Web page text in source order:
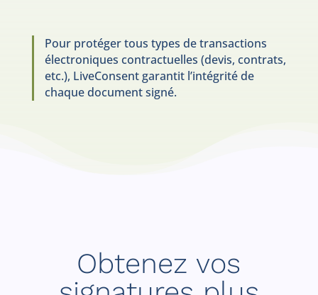
Pour protéger tous types de transactions
électroniques contractuelles (devis, contrats,
etc.), LiveConsent garantit l’intégrité de
chaque document signé.
Obtenez vos